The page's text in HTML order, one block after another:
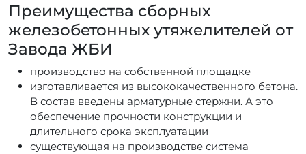
Преимущества сборных
железобетонных утяжелителей от
Завода ЖБИ
производство на собственной площадке
изготавливается из высококачественного бетона.
В состав введены арматурные стержни. А это
обеспечение прочности конструкции и
длительного срока эксплуатации
существующая на производстве система